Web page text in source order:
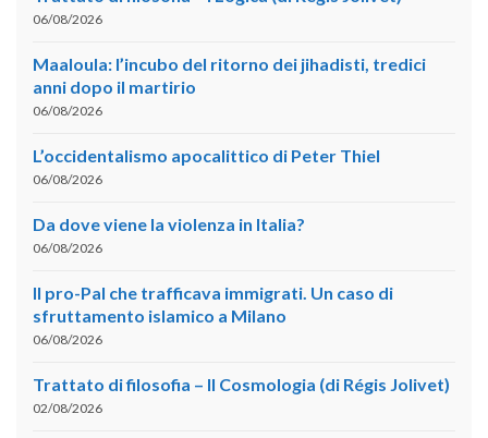
06/08/2026
Maaloula: l’incubo del ritorno dei jihadisti, tredici
anni dopo il martirio
06/08/2026
L’occidentalismo apocalittico di Peter Thiel
06/08/2026
Da dove viene la violenza in Italia?
06/08/2026
Il pro-Pal che trafficava immigrati. Un caso di
sfruttamento islamico a Milano
06/08/2026
Trattato di filosofia – II Cosmologia (di Régis Jolivet)
02/08/2026